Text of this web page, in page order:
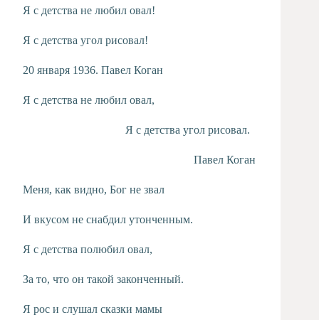
Я с детства не любил овал!
Я с детства угол рисовал!
20 января 1936. Павел Коган
Я с детства не любил овал,
Я с детства угол рисовал.
Павел Коган
Меня, как видно, Бог не звал
И вкусом не снабдил утонченным.
Я с детства полюбил овал,
За то, что он такой законченный.
Я рос и слушал сказки мамы